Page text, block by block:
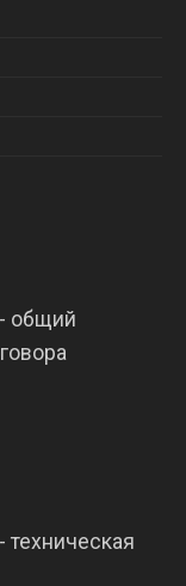
общий
техническая